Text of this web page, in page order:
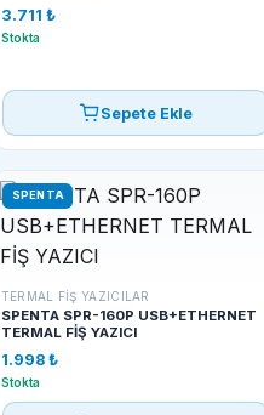
3.711 ₺
Stokta
Sepete Ekle
SPENTA
TERMAL FIŞ YAZICILAR
SPENTA SPR-160P USB+ETHERNET
TERMAL FİŞ YAZICI
1.998 ₺
Stokta